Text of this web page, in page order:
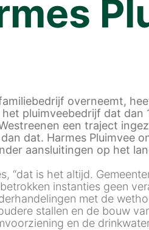
overneemt,
pluimveebedrijf dat
een traject
dat. Harmes
aansluitingen op het
“dat is het altijd.
instanties geen
met de
stallen en de bouw
en de